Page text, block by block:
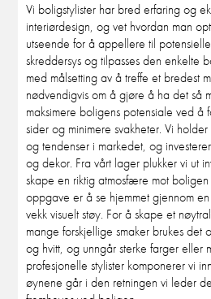
Vi boligstylister har bred erfaring og
interiørdesign, og vet hvordan man
utseende for å appellere til
skreddersys og tilpasses den enkelte
med målsetting av å treffe et bredest
nødvendigvis om å gjøre å ha det så
maksimere boligens potensiale ved å
sider og minimere svakheter. Vi
og tendenser i markedet, og
og dekor. Fra vårt lager plukker vi ut
skape en riktig atmosfære mot
oppgave er å se hjemmet gjennom
vekk visuelt støy. For å skape et
mange forskjellige smaker brukes det
og hvitt, og unngår sterke farger eller
profesjonelle stylister komponerer vi
øynene går i den retningen vi leder